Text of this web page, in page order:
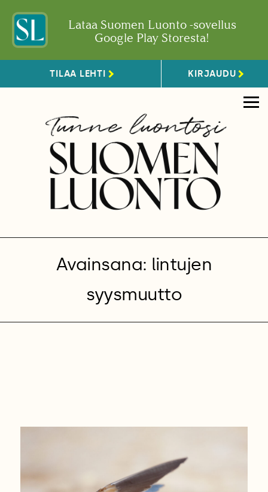
Lataa Suomen Luonto -sovellus
Google Play Storesta!
TILAA LEHTI KIRJAUDU
Avainsana: lintujen
syysmuutto